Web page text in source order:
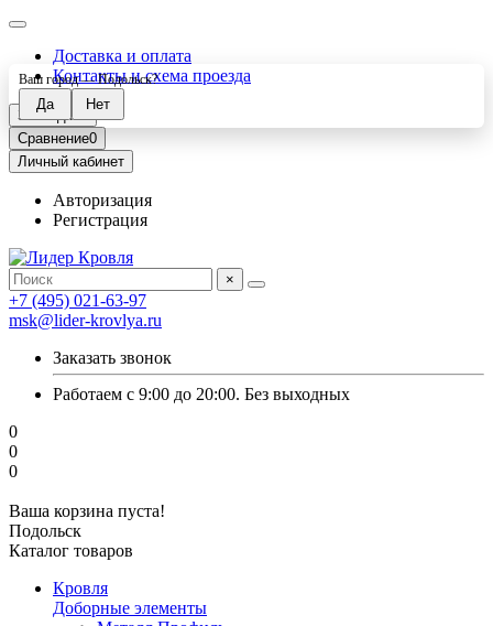
Доставка и оплата
Контакты и схема проезда
Закладки0
Сравнение0
Личный кабинет
Авторизация
Регистрация
×
+7 (495) 021-63-97
msk@lider-krovlya.ru
Заказать звонок
Работаем с 9:00 до 20:00. Без выходных
0
0
0
Ваша корзина пуста!
Подольск
Ваш город —Подольск?
Каталог товаров
Кровля
Доборные элементы